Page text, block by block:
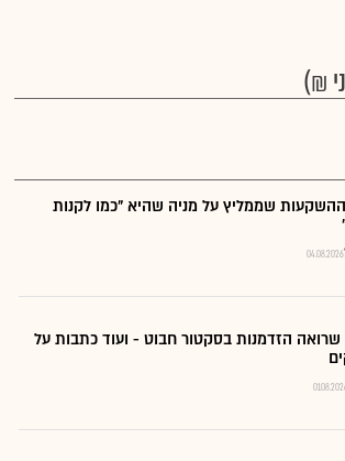
₪)
שממליץ על מניה שהיא "כמו לקנות
04.08.2026
שרואה הזדמנות בסקטור חבוט - ועוד כתבות על